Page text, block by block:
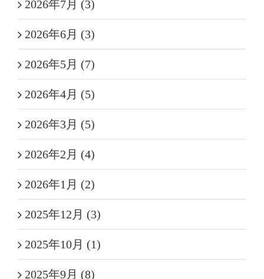
2026年7月 (3)
2026年6月 (3)
2026年5月 (7)
2026年4月 (5)
2026年3月 (5)
2026年2月 (4)
2026年1月 (2)
2025年12月 (3)
2025年10月 (1)
2025年9月 (8)